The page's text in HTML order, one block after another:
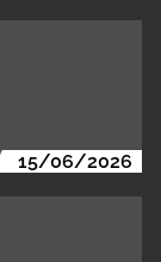
15/06/2026